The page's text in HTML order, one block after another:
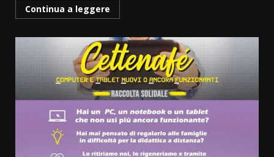
Continua a leggere